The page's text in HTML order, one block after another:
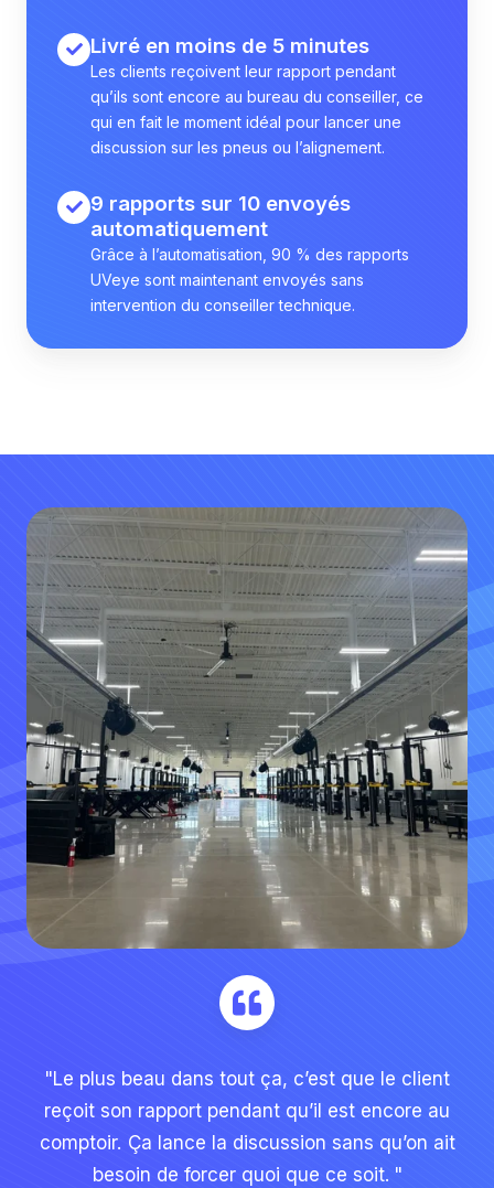
Livré en moins de 5 minutes
Les clients reçoivent leur rapport pendant
qu’ils sont encore au bureau du conseiller, ce
qui en fait le moment idéal pour lancer une
discussion sur les pneus ou l’alignement.
9 rapports sur 10 envoyés
automatiquement
Grâce à l’automatisation, 90 % des rapports
UVeye sont maintenant envoyés sans
intervention du conseiller technique.
"Le plus beau dans tout ça, c’est que le client
reçoit son rapport pendant qu’il est encore au
comptoir. Ça lance la discussion sans qu’on ait
besoin de forcer quoi que ce soit. "